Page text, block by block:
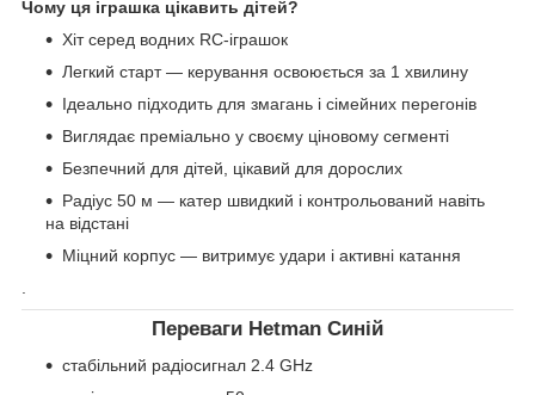
Чому ця іграшка цікавить дітей?
Хіт серед водних RC-іграшок
Легкий старт — керування освоюється за 1 хвилину
Ідеально підходить для змагань і сімейних перегонів
Виглядає преміально у своєму ціновому сегменті
Безпечний для дітей, цікавий для дорослих
Радіус 50 м — катер швидкий і контрольований навіть
на відстані
Міцний корпус — витримує удари і активні катання
Переваги Hetman Синій
стабільний радіосигнал 2.4 GHz